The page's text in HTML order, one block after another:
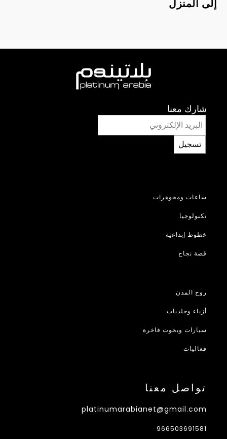
إلى المنزل
شارك معنا
تسجيل
ساعات ومجوهرات
تكنولوجيا
خطوط إبداعية
قصة نجاح
روح المدن
أزياء وجلديات
سيارات ويخوت فاخرة
فعاليات
تواصل معنا
platinumarabianet@gmail.com
966503691581